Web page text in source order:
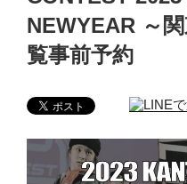
NEWYEAR ～
覧事前予約